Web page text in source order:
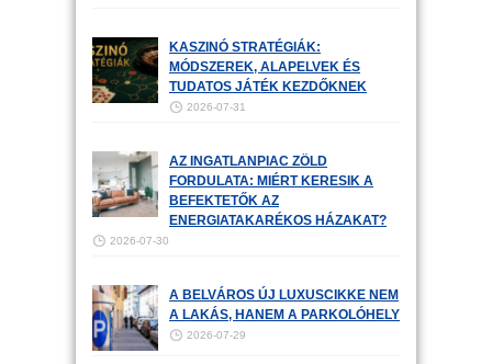
KASZINÓ STRATÉGIÁK:
MÓDSZEREK, ALAPELVEK ÉS
TUDATOS JÁTÉK KEZDŐKNEK
2026-07-31
AZ INGATLANPIAC ZÖLD
FORDULATA: MIÉRT KERESIK A
BEFEKTETŐK AZ
ENERGIATAKARÉKOS HÁZAKAT?
2026-07-30
A BELVÁROS ÚJ LUXUSCIKKE NEM
A LAKÁS, HANEM A PARKOLÓHELY
2026-07-29